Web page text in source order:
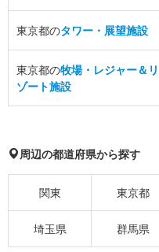
東京都のタワー・展望施設
東京都の牧場・レジャー＆リ
ゾート施設
周辺の都道府県から探す
関東 東京都
埼玉県 群馬県